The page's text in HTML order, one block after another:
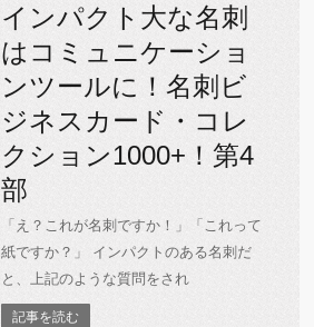
インパクト大な名刺
はコミュニケーショ
ンツールに！名刺ビ
ジネスカード・コレ
クション1000+！第4
部
「え？これが名刺ですか！」「これって
紙ですか？」 インパクトのある名刺だ
と、上記のような質問をされ
記事を読む